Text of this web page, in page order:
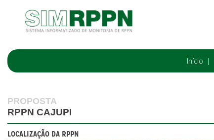
Início
PROPOSTA
RPPN CAJUPI
LOCALIZAÇÃO DA RPPN